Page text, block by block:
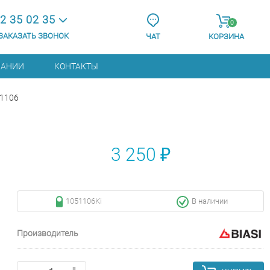
35 02 35
ЗВОНОК ЧАТ
0
КОРЗИНА
КОНТАКТЫ
3 250 ₽
1051106Ki В наличии
Производитель